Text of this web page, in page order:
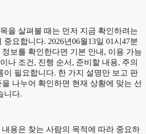
을 살펴볼 때는 먼저 지금 확인하려는
요합니다. 2026년06월13일 01시47분
보를 확인한다면 기본 안내, 이용 가능
나 조건, 진행 순서, 준비할 내용, 주의
이 필요합니다. 한 가지 설명만 보고 판
나누어 확인하면 현재 상황에 맞는 선
니다.
용은 찾는 사람의 목적에 따라 중요하